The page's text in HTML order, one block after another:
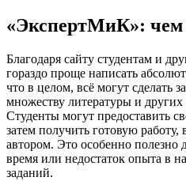
«ЭкспертМиК»: чем
Благодаря сайту студентам и
гораздо проще написать
что в целом, всё могут сделать
множеству литературы и
Студенты могут предоставить
затем получить готовую
автором. Это особенно полезно
время или недостаток опыта в
заданий.